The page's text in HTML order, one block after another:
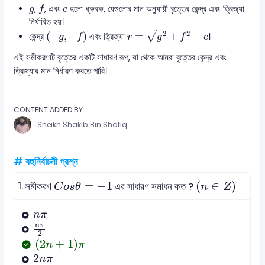
g
g, f
f, এবংc
c হলো ধ্রুবক, যেগুলোর মান অনুযায়ী বৃত্তের কেন্দ্র এবং ত্রিজ্যা
নির্ধারিত হয়।
কেন্দ্র (−g, − f)
( g, ) এবং ত্রিজ্যাr = √g2 + f2 − c
+f2−c
।
এই সমীকরণটি বৃত্তের একটি সাধারণ রূপ, যা থেকে আমরা বৃত্তের কেন্দ্র এবং
ত্রিজ্যার মান নির্ধারণ করতে পারি।
CONTENT ADDED BY
Sheikh Shakib Bin Shofiq
# বহুনির্বাচনী প্রশ্ন
1.সমীকরণ Cosθ = −1
Cosθ এর সাধারণ সমাধন কত ? (n ∈ Z)
n∈Z
nπ
nπ
nπ
2
nπ
(2n + 1)π
(2n + )π
2nπ
2nπ